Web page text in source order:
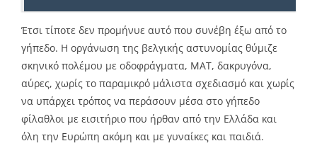
Έτσι τίποτε δεν προμήνυε αυτό που συνέβη έξω από το
γήπεδο. Η οργάνωση της βελγικής αστυνομίας θύμιζε
σκηνικό πολέμου με οδοφράγματα, ΜΑΤ, δακρυγόνα,
αύρες, χωρίς το παραμικρό μάλιστα σχεδιασμό και χωρίς
να υπάρχει τρόπος να περάσουν μέσα στο γήπεδο
φίλαθλοι με εισιτήριο που ήρθαν από την Ελλάδα και
όλη την Ευρώπη ακόμη και με γυναίκες και παιδιά.